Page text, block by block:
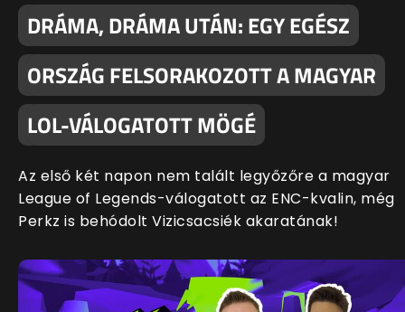
DRÁMA, DRÁMA UTÁN: EGY EGÉSZ
ORSZÁG FELSORAKOZOTT A MAGYAR
LOL-VÁLOGATOTT MÖGÉ
Az első két napon nem talált legyőzőre a magyar
League of Legends-válogatott az ENC-kvalin, még
Perkz is behódolt Vizicsacsiék akaratának!